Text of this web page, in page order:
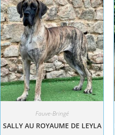
Fauve-Bringé
SALLY AU ROYAUME DE LEYLA